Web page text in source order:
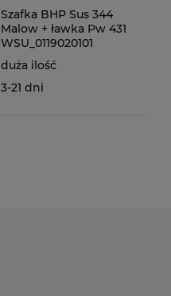
Szafka BHP Sus 344
Malow + ławka Pw 431
WSU_0119020101
duża ilość
3-21 dni